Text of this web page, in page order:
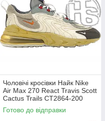
Чоловічі кросівки Найк Nike
Air Max 270 React Travis Scott
Cactus Trails CT2864-200
Готово до відправки